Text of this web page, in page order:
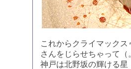
これからクライマック
さんをじらせちゃって
神戸は北野坂の輝ける